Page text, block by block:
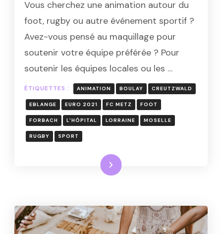
FOOT
ANIMATION
–
METZ
Vous cherchez une animation autour du
foot, rugby ou autre événement sportif ?
Avez-vous pensé au maquillage pour
soutenir votre équipe préférée ? Pour
soutenir les équipes locales ou les …
ÉTIQUETTES : ANIMATION BOULAY CREUTZWALD
EBLANGE EURO 2021 FC METZ FOOT
FORBACH L'HÔPITAL LORRAINE MOSELLE
RUGBY SPORT
Lire la suite